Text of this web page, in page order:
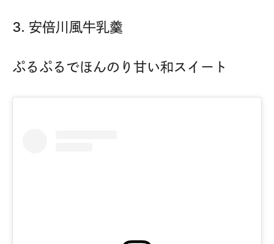
3. 安倍川風牛乳羹
ぷるぷるでほんのり甘い和スイート